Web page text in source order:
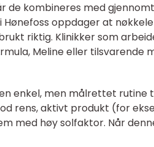
de kombineres med
oppdager at
riktig. Klinikker som
Meline eller tilsvarende
enkel, men målrettet rutine
rens, aktivt produkt (for
med høy solfaktor. Når